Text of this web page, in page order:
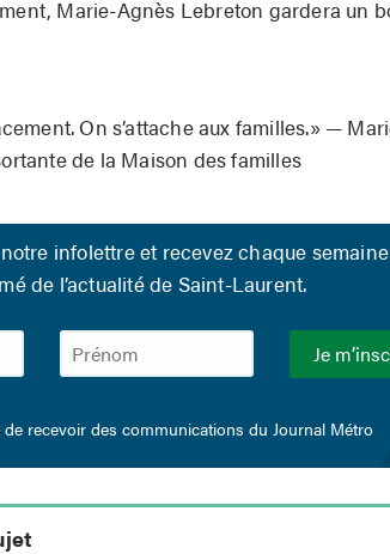
Marie-Agnès Lebreton gardera un
On s’attache aux familles.» —
de la Maison des familles
infolettre et recevez chaque
de l’actualité de Saint-Laurent.
de recevoir des communications du Journal Métro